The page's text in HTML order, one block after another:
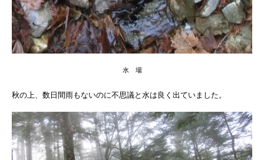
水 場
秋の上、数日間雨もないのに不思議と水は良く出ていました。